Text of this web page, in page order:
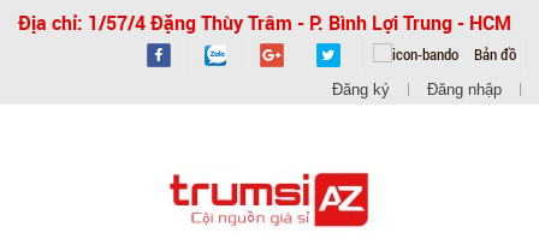
Địa chỉ: 1/57/4 Đặng Thùy Trâm - P. Bình Lợi Trung - HCM
Bản đồ
Đăng ký Đăng nhập